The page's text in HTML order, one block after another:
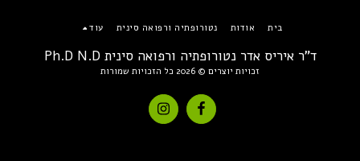
ד"ר איריס אדר נטורופתיה ורפואה סינית Ph.D N.D
זכויות יוצרים © 2026 כל הזכויות שמורות
בית אודות נטורופתיה ורפואה סינית עוד